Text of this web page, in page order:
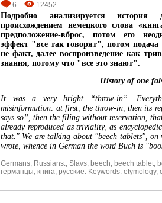
6 12452
Подробно анализируется история
происхождением немецкого слова
предположение-вброс, потом его
эффект "все так говорят", потом подача
не факт, далее воспроизведение как
знания, потому что "все это знают".
History of one
It was a very bright “throw-in”.
misinformation: at first, the throw-in, then its
says so”, then the filing without reservation,
already reproduced as triviality, as
that." We are talking about "beech tablets", on
wrote, whence in German the word Buch is
Germans, Russians., Slavs, beech, beech tablet,
германцы, книга, русские. Keywords: etymology,